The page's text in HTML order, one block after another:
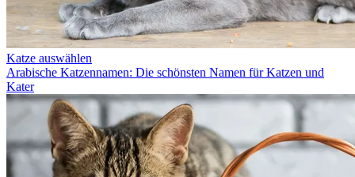
Katze auswählen
Arabische Katzennamen: Die schönsten Namen für Katzen und
Kater